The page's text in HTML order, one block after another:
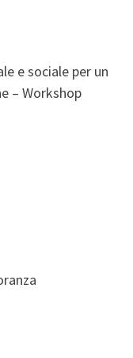
e sociale per un
– Workshop